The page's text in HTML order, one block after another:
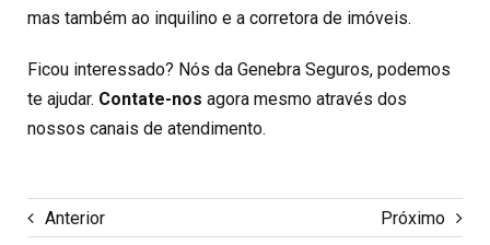
mas também ao inquilino e a corretora de imóveis.
Ficou interessado? Nós da Genebra Seguros, podemos
te ajudar. Contate-nos agora mesmo através dos
nossos canais de atendimento.
Anterior Próximo